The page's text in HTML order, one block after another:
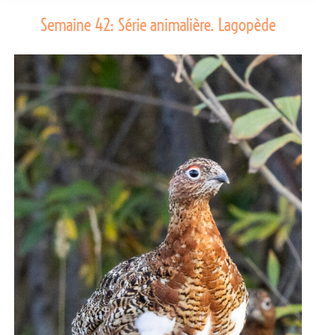
Semaine 42: Série animalière. Lagopède